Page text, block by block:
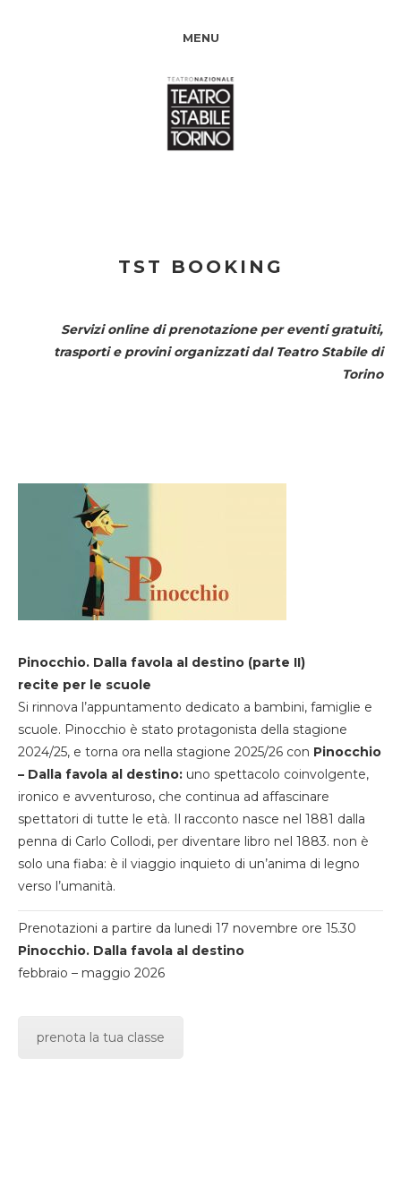
MENU
TST BOOKING
Servizi online di prenotazione per eventi gratuiti,
trasporti e provini organizzati dal Teatro Stabile di
Torino
Pinocchio. Dalla favola al destino (parte II)
recite per le scuole
Si rinnova l’appuntamento dedicato a bambini, famiglie e
scuole. Pinocchio è stato protagonista della stagione
2024/25, e torna ora nella stagione 2025/26 con Pinocchio
– Dalla favola al destino: uno spettacolo coinvolgente,
ironico e avventuroso, che continua ad affascinare
spettatori di tutte le età. Il racconto nasce nel 1881 dalla
penna di Carlo Collodi, per diventare libro nel 1883. non è
solo una fiaba: è il viaggio inquieto di un’anima di legno
verso l’umanità.
Prenotazioni a partire da lunedi 17 novembre ore 15.30
Pinocchio. Dalla favola al destino
febbraio – maggio 2026
prenota la tua classe